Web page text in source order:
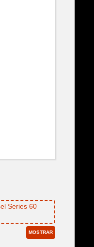
Series 60
MOSTRAR